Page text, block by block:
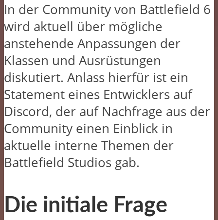
In der Community von Battlefield 6
wird aktuell über mögliche
anstehende Anpassungen der
Klassen und Ausrüstungen
diskutiert. Anlass hierfür ist ein
Statement eines Entwicklers auf
Discord, der auf Nachfrage aus der
Community einen Einblick in
aktuelle interne Themen der
Battlefield Studios gab.
Die initiale Frage